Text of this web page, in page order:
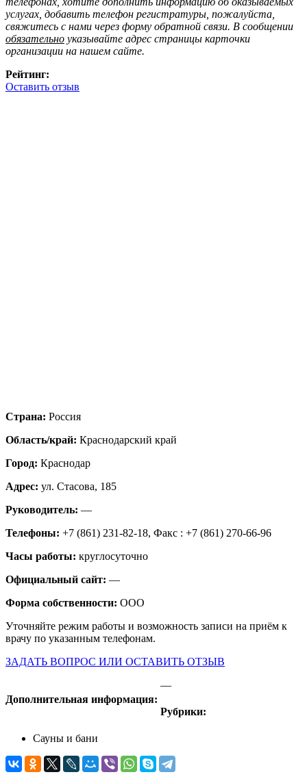
услугах, добавить телефон регистратуры, пожалуйста,
свяжитесь с нами через форму обратной связи. В сообщении
обязательно указывайте адрес страницы карточки
организации на нашем сайте.
Рейтинг:
Оставить отзыв
Страна: Россия
Область/край: Краснодарский край
Город: Краснодар
Адрес: ул. Стасова, 185
Руководитель: —
Телефоны: +7 (861) 231-82-18, Факс : +7 (861) 270-66-96
Часы работы: круглосуточно
Официальный сайт: —
Форма собственности: ООО
Уточняйте режим работы и возможность записи на приём к
врачу по указанным телефонам.
ЗАДАТЬ ВОПРОС ИЛИ ОСТАВИТЬ ОТЗЫВ
Дополнительная информация:
—
Рубрики:
Сауны и бани